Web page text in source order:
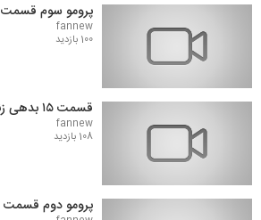
پرومو سوم قسمت ۱۵ سریال بدهی زندگی
fannew
100 بازدید
قسمت ۱۵ بدهی زندگی
fannew
108 بازدید
پرومو دوم قسمت ۱۴ بدهی جانی